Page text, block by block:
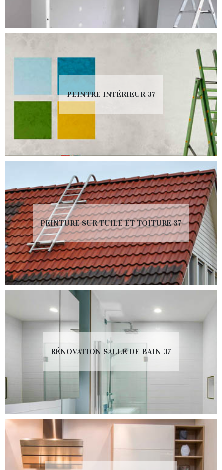
PEINTRE INTÉRIEUR 37
PEINTURE SUR TUILE ET TOITURE 37
RÉNOVATION SALLE DE BAIN 37